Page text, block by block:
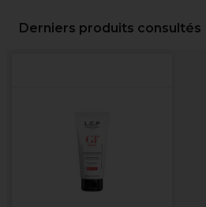
Derniers produits consultés